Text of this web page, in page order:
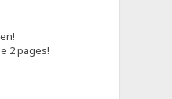
2 pages!